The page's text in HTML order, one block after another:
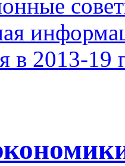
в 2013-19